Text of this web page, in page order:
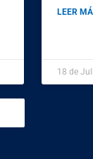
LEER
18 de